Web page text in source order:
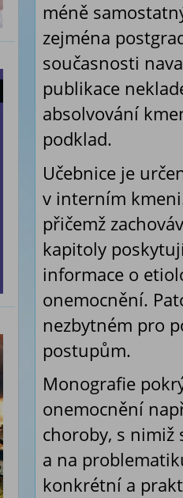
méně
zejména
současnosti
publikace
absolvování
podklad.
Učebnice je
v interním
přičemž
kapitoly
informace o
onemocnění.
nezbytném pro
postupům.
Monografie
onemocnění
choroby, s nimiž
a na
konkrétní a